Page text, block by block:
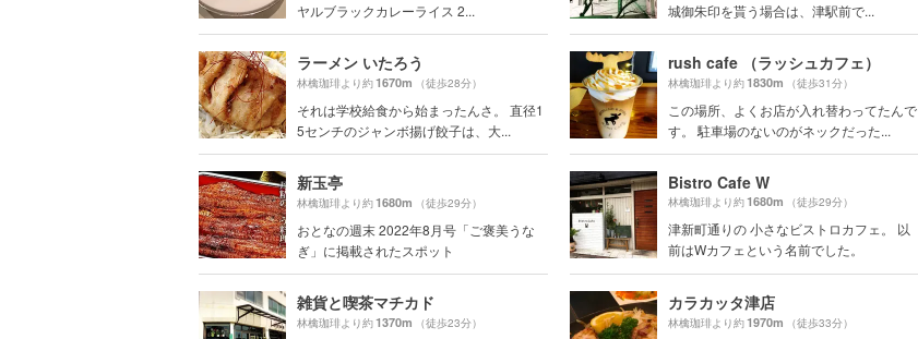
ヤルブラックカレーライス 2...
城御朱印を貰う場合は、津駅前で...
ラーメン いたろう
林檎珈琲より約1670m （徒歩28分）
それは学校給食から始まったんさ。 直径1
5センチのジャンボ揚げ餃子は、大...
rush cafe （ラッシュカフェ）
林檎珈琲より約1830m （徒歩31分）
この場所、よくお店が入れ替わってたんで
す。 駐車場のないのがネックだった...
新玉亭
林檎珈琲より約1680m （徒歩29分）
おとなの週末 2022年8月号「ご褒美うな
ぎ」に掲載されたスポット
Bistro Cafe W
林檎珈琲より約1680m （徒歩29分）
津新町通りの 小さなビストロカフェ。 以
前はWカフェという名前でした。
雑貨と喫茶マチカド
林檎珈琲より約1370m （徒歩23分）
カラカッタ津店
林檎珈琲より約1970m （徒歩33分）